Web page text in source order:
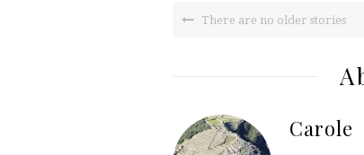
There are no older stories
Carole